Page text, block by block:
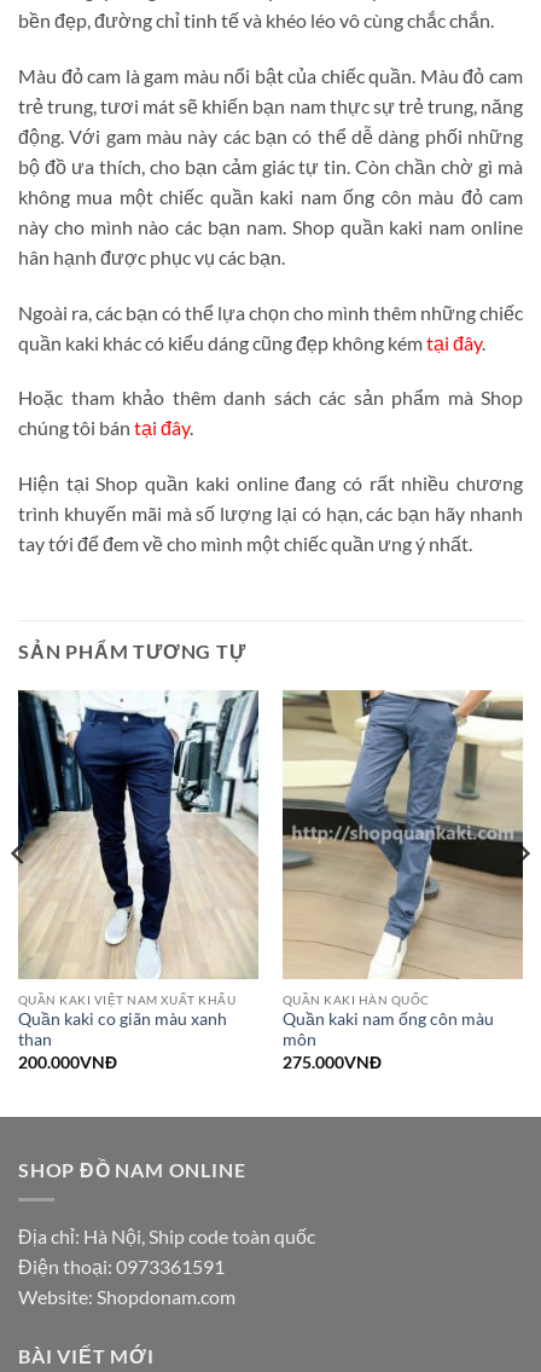
bền đẹp, đường chỉ tinh tế và khéo léo vô cùng chắc chắn.
Màu đỏ cam là gam màu nổi bật của chiếc quần. Màu đỏ cam
trẻ trung, tươi mát sẽ khiến bạn nam thực sự trẻ trung, năng
động. Với gam màu này các bạn có thể dễ dàng phối những
bộ đồ ưa thích, cho bạn cảm giác tự tin. Còn chần chờ gì mà
không mua một chiếc quần kaki nam ống côn màu đỏ cam
này cho mình nào các bạn nam. Shop quần kaki nam online
hân hạnh được phục vụ các bạn.
Ngoài ra, các bạn có thể lựa chọn cho mình thêm những chiếc
quần kaki khác có kiểu dáng cũng đẹp không kémtại đây.
Hoặc tham khảo thêm danh sách các sản phẩm mà Shop
chúng tôi bán tại đây.
Hiện tại Shop quần kaki online đang có rất nhiều chương
trình khuyến mãi mà số lượng lại có hạn, các bạn hãy nhanh
tay tới để đem về cho mình một chiếc quần ưng ý nhất.
SẢN PHẨM TƯƠNG TỰ
QUẦN KAKI VIỆT NAM XUẤT KHẨU
Quần kaki co giãn màu xanh
than
200.000VNĐ
QUẦN KAKI HÀN QUỐC
Quần kaki nam ống côn màu
môn
275.000VNĐ
SHOP ĐỒ NAM ONLINE
Địa chỉ: Hà Nội, Ship code toàn quốc
Điện thoại: 0973361591
Website: Shopdonam.com
BÀI VIẾT MỚI